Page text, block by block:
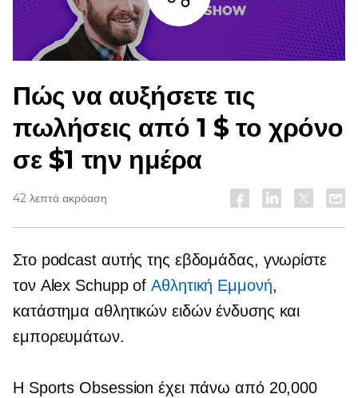
Πώς να αυξήσετε τις
πωλήσεις από 1 $ το χρόνο
σε $1 την ημέρα
42 λεπτά ακρόαση
Στο podcast αυτής της εβδομάδας, γνωρίστε
τον Alex Schupp ofΑθλητική Εμμονή,
κατάστημα αθλητικών ειδών ένδυσης και
εμπορευμάτων.
Η Sports Obsession έχει πάνω από 20,000